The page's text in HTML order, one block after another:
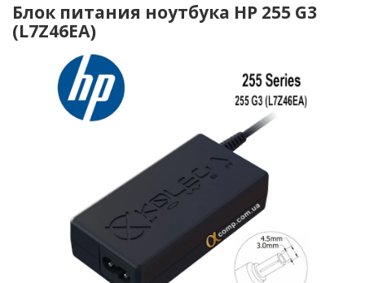
Блок питания ноутбука HP 255 G3
(L7Z46EA)